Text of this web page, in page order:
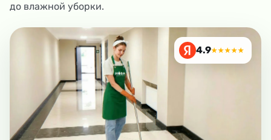
до влажной уборки.
4.9★★★★★